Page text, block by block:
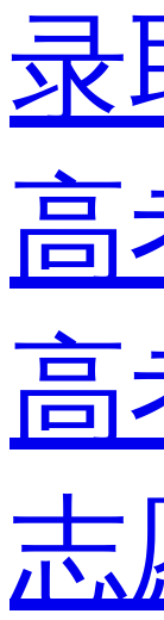
录
高
高
志